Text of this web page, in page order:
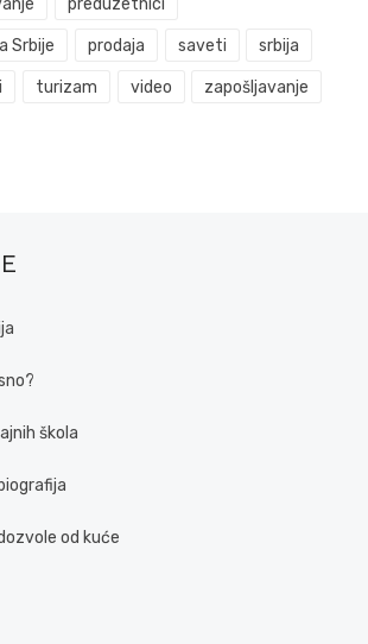
Srbije prodaja saveti srbija
turizam video zapošljavanje
škola
od kuće